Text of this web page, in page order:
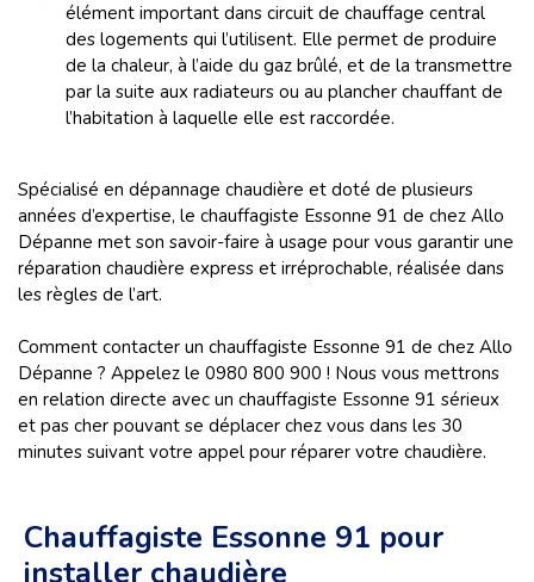
élément important dans circuit de chauffage central
des logements qui l’utilisent. Elle permet de produire
de la chaleur, à l’aide du gaz brûlé, et de la transmettre
par la suite aux radiateurs ou au plancher chauffant de
l’habitation à laquelle elle est raccordée.
Spécialisé en dépannage chaudière et doté de plusieurs
années d’expertise, le chauffagiste Essonne 91 de chez Allo
Dépanne met son savoir-faire à usage pour vous garantir une
réparation chaudière express et irréprochable, réalisée dans
les règles de l’art.
Comment contacter un chauffagiste Essonne 91 de chez Allo
Dépanne ? Appelez le 0980 800 900 ! Nous vous mettrons
en relation directe avec un chauffagiste Essonne 91 sérieux
et pas cher pouvant se déplacer chez vous dans les 30
minutes suivant votre appel pour réparer votre chaudière.
Chauffagiste Essonne 91 pour
installer chaudière